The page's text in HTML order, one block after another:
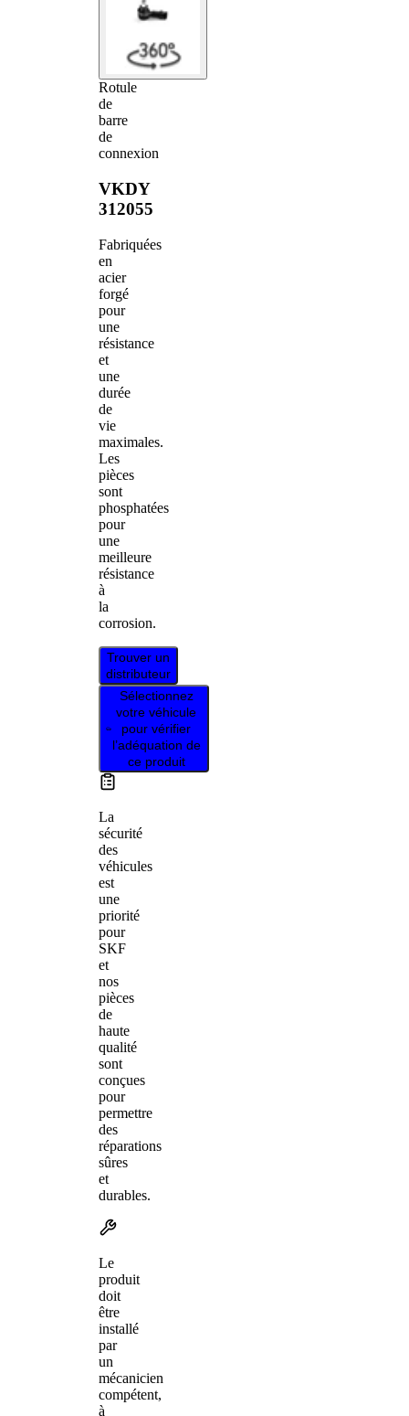
Rotule
de
barre
de
connexion
VKDY
312055
Fabriquées
en
acier
forgé
pour
une
résistance
et
une
durée
de
vie
maximales.
Les
pièces
sont
phosphatées
pour
une
meilleure
résistance
à
la
corrosion.
Trouver un
distributeur
Sélectionnez
votre véhicule
pour vérifier
l’adéquation de
ce produit
La
sécurité
des
véhicules
est
une
priorité
pour
SKF
et
nos
pièces
de
haute
qualité
sont
conçues
pour
permettre
des
réparations
sûres
et
durables.
Le
produit
doit
être
installé
par
un
mécanicien
compétent,
à